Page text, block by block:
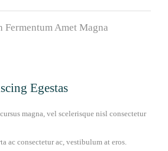
Fermentum Amet Magna
Egestas
magna, vel scelerisque nisl consectetur
ac consectetur ac, vestibulum at eros.